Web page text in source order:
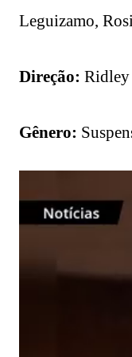
Leguizamo,
Direção:
Gênero: